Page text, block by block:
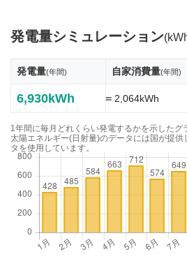
発電量シミュレーション
発電量(年間) 自家消費量(年間)
6,930kWh =2,064kWh
1年間に毎月どれくらい発電するかを示したグ
太陽エネルギー(日射量)のデータには国が提
タを使用しています。